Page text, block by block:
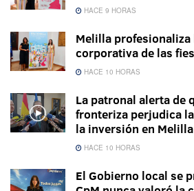
HACE 9 HORAS
Melilla profesionaliza
corporativa de las
HACE 10 HORAS
La patronal alerta de
fronteriza perjudica
la inversión en Melilla
HACE 10 HORAS
El Gobierno local se